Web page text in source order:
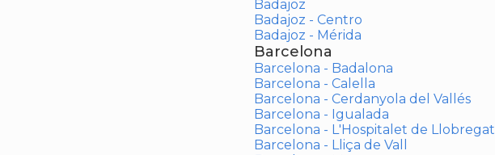
Badajoz
Badajoz - Centro
Badajoz - Mérida
Barcelona
Barcelona - Badalona
Barcelona - Calella
Barcelona - Cerdanyola del Vallés
Barcelona - Igualada
Barcelona - L'Hospitalet de Llobregat
Barcelona - Lliça de Vall